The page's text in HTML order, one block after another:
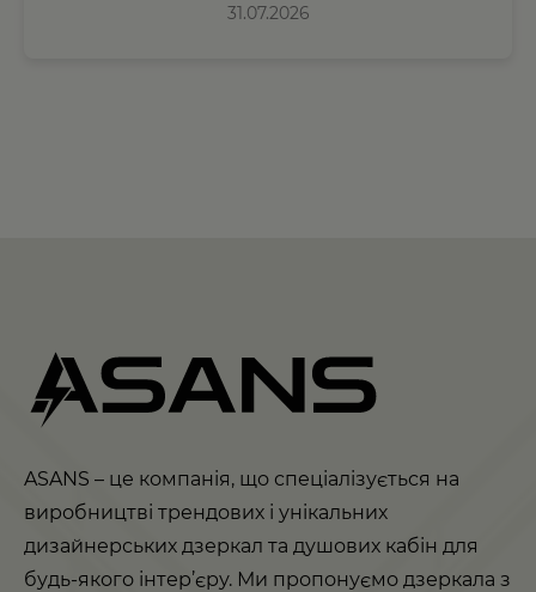
31.07.2026
ASANS – це компанія, що спеціалізується на
виробництві трендових і унікальних
дизайнерських дзеркал та душових кабін для
будь-якого інтер’єру. Ми пропонуємо дзеркала з